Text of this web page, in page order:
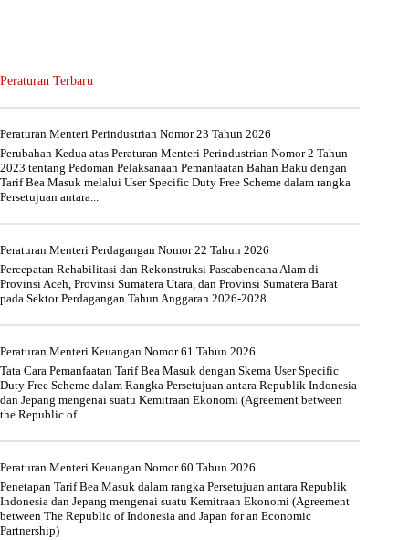
Peraturan Terbaru
Peraturan Menteri Perindustrian Nomor 23 Tahun 2026
Perubahan Kedua atas Peraturan Menteri Perindustrian Nomor 2 Tahun
2023 tentang Pedoman Pelaksanaan Pemanfaatan Bahan Baku dengan
Tarif Bea Masuk melalui User Specific Duty Free Scheme dalam rangka
Persetujuan antara...
Peraturan Menteri Perdagangan Nomor 22 Tahun 2026
Percepatan Rehabilitasi dan Rekonstruksi Pascabencana Alam di
Provinsi Aceh, Provinsi Sumatera Utara, dan Provinsi Sumatera Barat
pada Sektor Perdagangan Tahun Anggaran 2026-2028
Peraturan Menteri Keuangan Nomor 61 Tahun 2026
Tata Cara Pemanfaatan Tarif Bea Masuk dengan Skema User Specific
Duty Free Scheme dalam Rangka Persetujuan antara Republik Indonesia
dan Jepang mengenai suatu Kemitraan Ekonomi (Agreement between
the Republic of...
Peraturan Menteri Keuangan Nomor 60 Tahun 2026
Penetapan Tarif Bea Masuk dalam rangka Persetujuan antara Republik
Indonesia dan Jepang mengenai suatu Kemitraan Ekonomi (Agreement
between The Republic of Indonesia and Japan for an Economic
Partnership)